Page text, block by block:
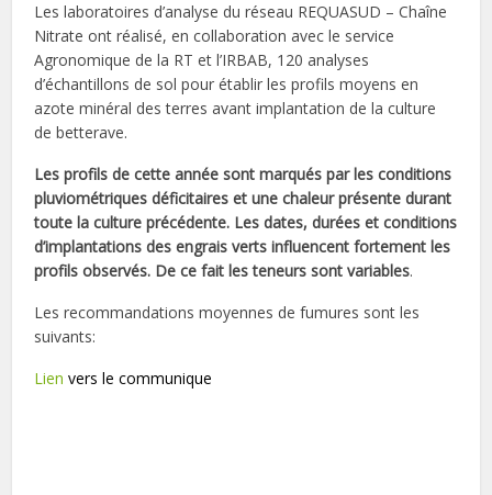
Les laboratoires d’analyse du réseau REQUASUD – Chaîne
Nitrate ont réalisé, en collaboration avec le service
Agronomique de la RT et l’IRBAB, 120 analyses
d’échantillons de sol pour établir les profils moyens en
azote minéral des terres avant implantation de la culture
de betterave.
Les profils de cette année sont marqués par les conditions
pluviométriques déficitaires et une chaleur présente durant
toute la culture précédente. Les dates, durées et conditions
d’implantations des engrais verts influencent fortement les
profils observés. De ce fait les teneurs sont variables.
Les recommandations moyennes de fumures sont les
suivants:
Lien vers le communique